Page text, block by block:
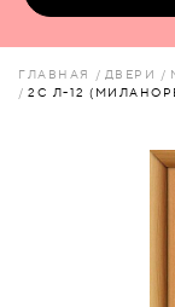
ГЛАВНАЯ ДВЕРИ
2С Л-12